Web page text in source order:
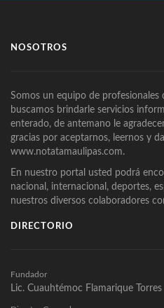
NOSOTROS
Somos un equipo de profesionales
buscamos brindarle servicios
enterado, de antemano le
gracias por aceptarnos, leernos y
www.notatamaulipas.com.
En nuestro portal usted podrá
nacional, internacional, deportes,
nuestros diversos colaboradores
DIRECTORIO
Fundador
Lic. Cuauhtémoc Flamarique Torres